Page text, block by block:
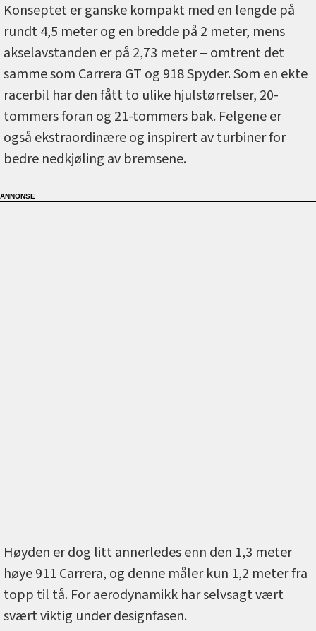
Konseptet er ganske kompakt med en lengde på
rundt 4,5 meter og en bredde på 2 meter, mens
akselavstanden er på 2,73 meter ‒ omtrent det
samme som Carrera GT og 918 Spyder. Som en ekte
racerbil har den fått to ulike hjulstørrelser, 20-
tommers foran og 21-tommers bak. Felgene er
også ekstraordinære og inspirert av turbiner for
bedre nedkjøling av bremsene.
Høyden er dog litt annerledes enn den 1,3 meter
høye 911 Carrera, og denne måler kun 1,2 meter fra
topp til tå. For aerodynamikk har selvsagt vært
svært viktig under designfasen.